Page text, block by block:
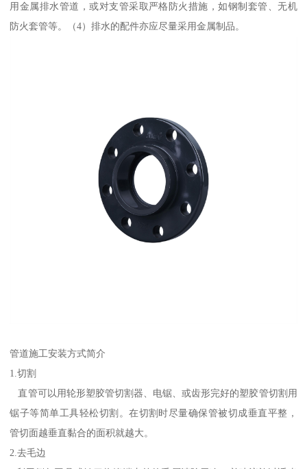
用金属排水管道，或对支管采取严格防火措施，如钢制套管、无机
防火套管等。（4）排水的配件亦应尽量采用金属制品。
管道施工安装方式简介
1.切割
直管可以用轮形塑胶管切割器、电锯、或齿形完好的塑胶管切割用
锯子等简单工具轻松切割。在切割时尽量确保管被切成垂直平整，
管切面越垂直黏合的面积就越大。
2.去毛边